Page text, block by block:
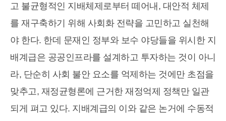
고 불균형적인 지배체제로부터 떼어내, 대안적 체제
를 재구축하기 위해 사회화 전략을 고민하고 실천해
야 한다. 한데 문재인 정부와 보수 야당들을 위시한 지
배계급은 공공인프라를 설계하고 투자하는 것이 아니
라, 단순히 사회 불안 요소를 억제하는 것에만 초점을
맞추고, 재정균형론에 근거한 재정억제 정책만 일관
되게 펴고 있다. 지배계급의 이와 같은 논거에 수동적